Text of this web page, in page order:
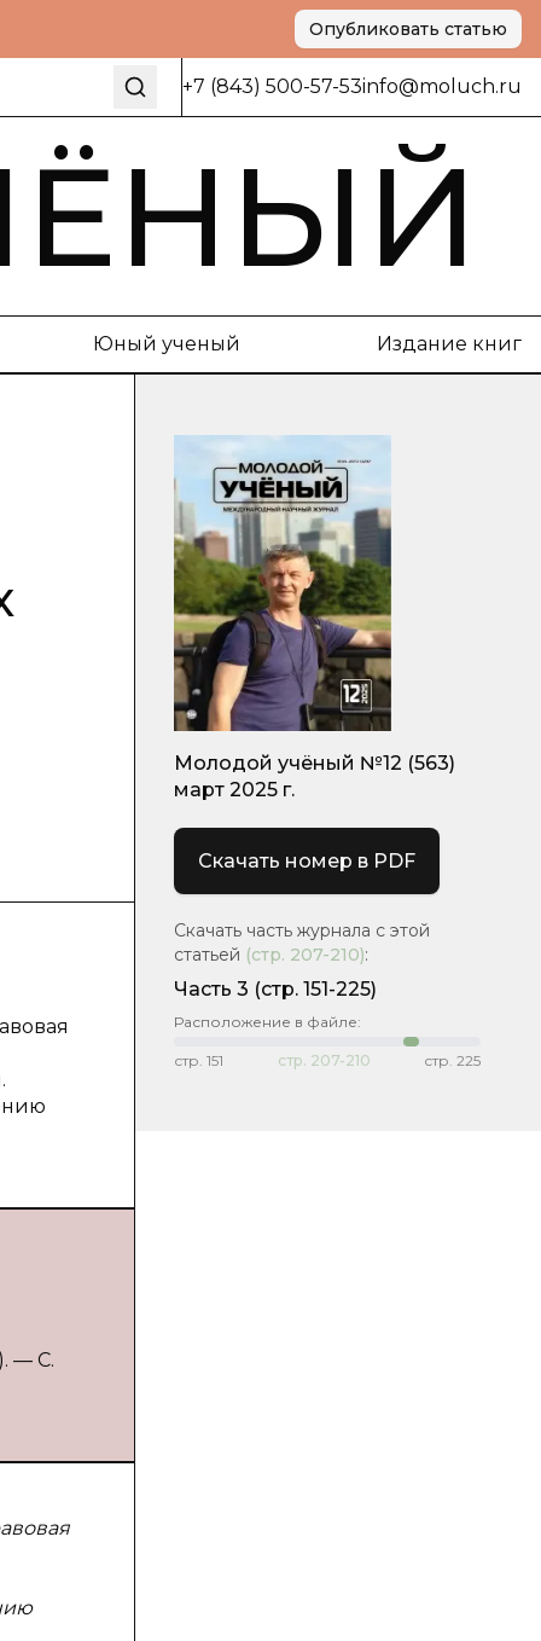
Опубликовать статью
+7 (843) 500-57-53info@moluch.ru
Юный ученый Издание книг
— С.
Молодой учёный №12 (563)
март 2025 г.
Скачать номер в PDF
Скачать часть журнала с этой
статьей (стр. 207-210):
Часть 3 (стр. 151-225)
Расположение в файле:
стр. 151 стр. 207-210 стр. 225